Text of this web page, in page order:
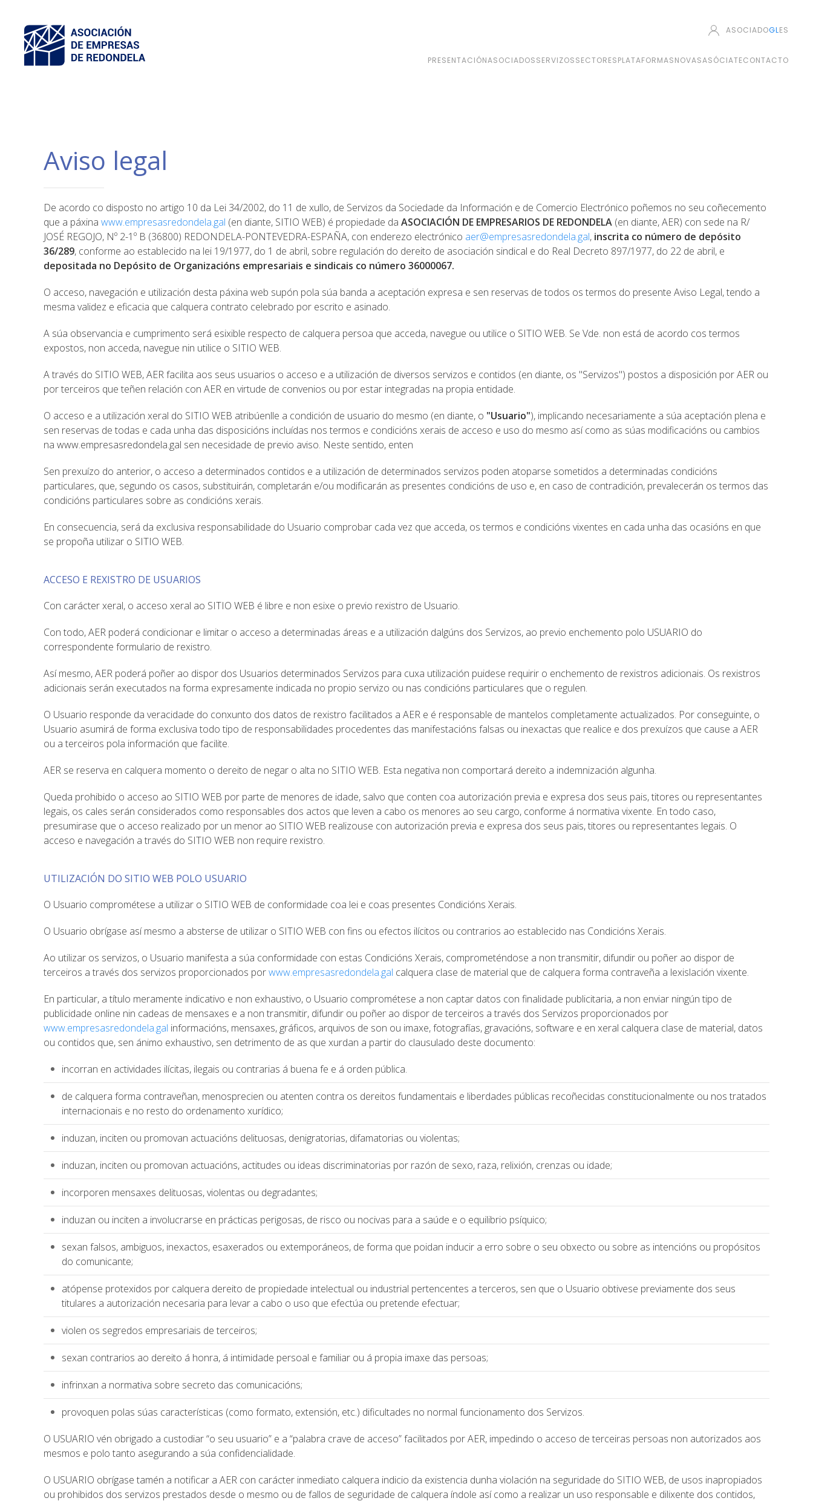
ASOCIADOGLES
PRESENTACIÓNASOCIADOSSERVIZOSSECTORESPLATAFORMASNOVASASÓCIATECONTACTO
Aviso legal
De acordo co disposto no artigo 10 da Lei 34/2002, do 11 de xullo, de Servizos da Sociedade da Información e de Comercio Electrónico poñemos no seu coñecemento
que a páxina www.empresasredondela.gal (en diante, SITIO WEB) é propiedade da ASOCIACIÓN DE EMPRESARIOS DE REDONDELA (en diante, AER) con sede na R/
JOSÉ REGOJO, Nº 2-1º B (36800) REDONDELA-PONTEVEDRA-ESPAÑA, con enderezo electrónico aer@empresasredondela.gal, inscrita co número de depósito
36/289, conforme ao establecido na lei 19/1977, do 1 de abril, sobre regulación do dereito de asociación sindical e do Real Decreto 897/1977, do 22 de abril, e
depositada no Depósito de Organizacións empresariais e sindicais co número 36000067.
O acceso, navegación e utilización desta páxina web supón pola súa banda a aceptación expresa e sen reservas de todos os termos do presente Aviso Legal, tendo a
mesma validez e eficacia que calquera contrato celebrado por escrito e asinado.
A súa observancia e cumprimento será esixible respecto de calquera persoa que acceda, navegue ou utilice o SITIO WEB. Se Vde. non está de acordo cos termos
expostos, non acceda, navegue nin utilice o SITIO WEB.
A través do SITIO WEB, AER facilita aos seus usuarios o acceso e a utilización de diversos servizos e contidos (en diante, os "Servizos") postos a disposición por AER ou
por terceiros que teñen relación con AER en virtude de convenios ou por estar integradas na propia entidade.
O acceso e a utilización xeral do SITIO WEB atribúenlle a condición de usuario do mesmo (en diante, o "Usuario"), implicando necesariamente a súa aceptación plena e
sen reservas de todas e cada unha das disposicións incluídas nos termos e condicións xerais de acceso e uso do mesmo así como as súas modificacións ou cambios
na www.empresasredondela.gal sen necesidade de previo aviso. Neste sentido, enten
Sen prexuízo do anterior, o acceso a determinados contidos e a utilización de determinados servizos poden atoparse sometidos a determinadas condicións
particulares, que, segundo os casos, substituirán, completarán e/ou modificarán as presentes condicións de uso e, en caso de contradición, prevalecerán os termos das
condicións particulares sobre as condicións xerais.
En consecuencia, será da exclusiva responsabilidade do Usuario comprobar cada vez que acceda, os termos e condicións vixentes en cada unha das ocasións en que
se propoña utilizar o SITIO WEB.
ACCESO E REXISTRO DE USUARIOS
Con carácter xeral, o acceso xeral ao SITIO WEB é libre e non esixe o previo rexistro de Usuario.
Con todo, AER poderá condicionar e limitar o acceso a determinadas áreas e a utilización dalgúns dos Servizos, ao previo enchemento polo USUARIO do
correspondente formulario de rexistro.
Así mesmo, AER poderá poñer ao dispor dos Usuarios determinados Servizos para cuxa utilización puidese requirir o enchemento de rexistros adicionais. Os rexistros
adicionais serán executados na forma expresamente indicada no propio servizo ou nas condicións particulares que o regulen.
O Usuario responde da veracidade do conxunto dos datos de rexistro facilitados a AER e é responsable de mantelos completamente actualizados. Por conseguinte, o
Usuario asumirá de forma exclusiva todo tipo de responsabilidades procedentes das manifestacións falsas ou inexactas que realice e dos prexuízos que cause a AER
ou a terceiros pola información que facilite.
AER se reserva en calquera momento o dereito de negar o alta no SITIO WEB. Esta negativa non comportará dereito a indemnización algunha.
Queda prohibido o acceso ao SITIO WEB por parte de menores de idade, salvo que conten coa autorización previa e expresa dos seus pais, titores ou representantes
legais, os cales serán considerados como responsables dos actos que leven a cabo os menores ao seu cargo, conforme á normativa vixente. En todo caso,
presumirase que o acceso realizado por un menor ao SITIO WEB realizouse con autorización previa e expresa dos seus pais, titores ou representantes legais. O
acceso e navegación a través do SITIO WEB non require rexistro.
UTILIZACIÓN DO SITIO WEB POLO USUARIO
O Usuario comprométese a utilizar o SITIO WEB de conformidade coa lei e coas presentes Condicións Xerais.
O Usuario obrígase así mesmo a absterse de utilizar o SITIO WEB con fins ou efectos ilícitos ou contrarios ao establecido nas Condicións Xerais.
Ao utilizar os servizos, o Usuario manifesta a súa conformidade con estas Condicións Xerais, comprometéndose a non transmitir, difundir ou poñer ao dispor de
terceiros a través dos servizos proporcionados porwww.empresasredondela.gal calquera clase de material que de calquera forma contraveña a lexislación vixente.
En particular, a título meramente indicativo e non exhaustivo, o Usuario comprométese a non captar datos con finalidade publicitaria, a non enviar ningún tipo de
publicidade online nin cadeas de mensaxes e a non transmitir, difundir ou poñer ao dispor de terceiros a través dos Servizos proporcionados por
www.empresasredondela.gal informacións, mensaxes, gráficos, arquivos de son ou imaxe, fotografías, gravacións, software e en xeral calquera clase de material, datos
ou contidos que, sen ánimo exhaustivo, sen detrimento de as que xurdan a partir do clausulado deste documento:
incorran en actividades ilícitas, ilegais ou contrarias á buena fe e á orden pública.
de calquera forma contraveñan, menosprecien ou atenten contra os dereitos fundamentais e liberdades públicas recoñecidas constitucionalmente ou nos tratados
internacionais e no resto do ordenamento xurídico;
induzan, inciten ou promovan actuacións delituosas, denigratorias, difamatorias ou violentas;
induzan, inciten ou promovan actuacións, actitudes ou ideas discriminatorias por razón de sexo, raza, relixión, crenzas ou idade;
incorporen mensaxes delituosas, violentas ou degradantes;
induzan ou inciten a involucrarse en prácticas perigosas, de risco ou nocivas para a saúde e o equilibrio psíquico;
sexan falsos, ambiguos, inexactos, esaxerados ou extemporáneos, de forma que poidan inducir a erro sobre o seu obxecto ou sobre as intencións ou propósitos
do comunicante;
atópense protexidos por calquera dereito de propiedade intelectual ou industrial pertencentes a terceros, sen que o Usuario obtivese previamente dos seus
titulares a autorización necesaria para levar a cabo o uso que efectúa ou pretende efectuar;
violen os segredos empresariais de terceiros;
sexan contrarios ao dereito á honra, á intimidade persoal e familiar ou á propia imaxe das persoas;
infrinxan a normativa sobre secreto das comunicacións;
provoquen polas súas características (como formato, extensión, etc.) dificultades no normal funcionamento dos Servizos.
O USUARIO vén obrigado a custodiar “o seu usuario” e a “palabra crave de acceso” facilitados por AER, impedindo o acceso de terceiras persoas non autorizados aos
mesmos e polo tanto asegurando a súa confidencialidade.
O USUARIO obrígase tamén a notificar a AER con carácter inmediato calquera indicio da existencia dunha violación na seguridade do SITIO WEB, de usos inapropiados
ou prohibidos dos servizos prestados desde o mesmo ou de fallos de seguridade de calquera índole así como a realizar un uso responsable e dilixente dos contidos,